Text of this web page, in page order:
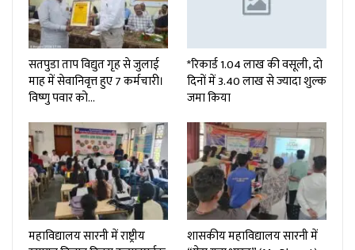
सतपुडा ताप विद्युत गृह से जुलाई
माह में सेवानिवृत्त हुए 7 कर्मचारी।
विष्णु पवार को…
*रिकार्ड 1.04 लाख की वसूली, दो
दिनों में 3.40 लाख से ज्यादा शुल्क
जमा किया
महाविद्यालय सारनी में राष्ट्रीय
शासकीय महाविद्यालय सारनी में